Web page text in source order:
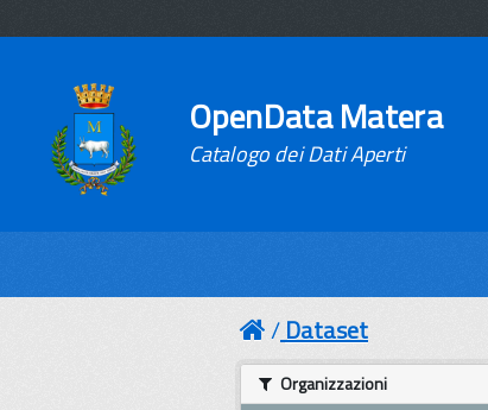
OpenData Matera
Catalogo dei Dati Aperti
Dataset
Organizzazioni